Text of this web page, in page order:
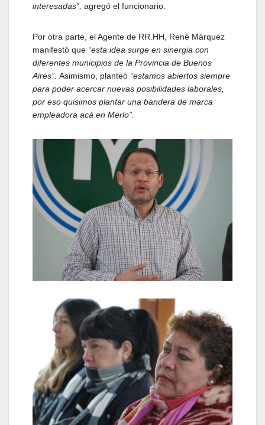
interesadas”, agregó el funcionario.
Por otra parte, el Agente de RR.HH, René Márquez
manifestó que “esta idea surge en sinergia con
diferentes municipios de la Provincia de Buenos
Aires”. Asimismo, planteó “estamos abiertos siempre
para poder acercar nuevas posibilidades laborales,
por eso quisimos plantar una bandera de marca
empleadora acá en Merlo”.